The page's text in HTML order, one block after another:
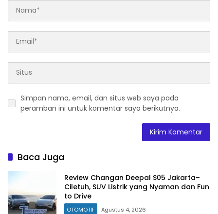
Simpan nama, email, dan situs web saya pada
peramban ini untuk komentar saya berikutnya.
Baca Juga
Review Changan Deepal S05 Jakarta–
Ciletuh, SUV Listrik yang Nyaman dan Fun
to Drive
OTOMOTIF Agustus 4, 2026